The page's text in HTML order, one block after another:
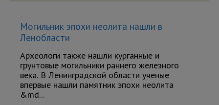
Могильник эпохи неолита нашли в
Ленобласти
Археологи также нашли курганные и
грунтовые могильники раннего железного
века. В Ленинградской области ученые
впервые нашли памятник эпохи неолита
&md...